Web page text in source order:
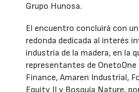
Grupo Hunosa.
El encuentro concluirá con
redonda dedicada al interés
industria de la madera, en la
representantes de OnetoOne
Finance, Amaren Industrial,
Equity II y Bosquia Nature,